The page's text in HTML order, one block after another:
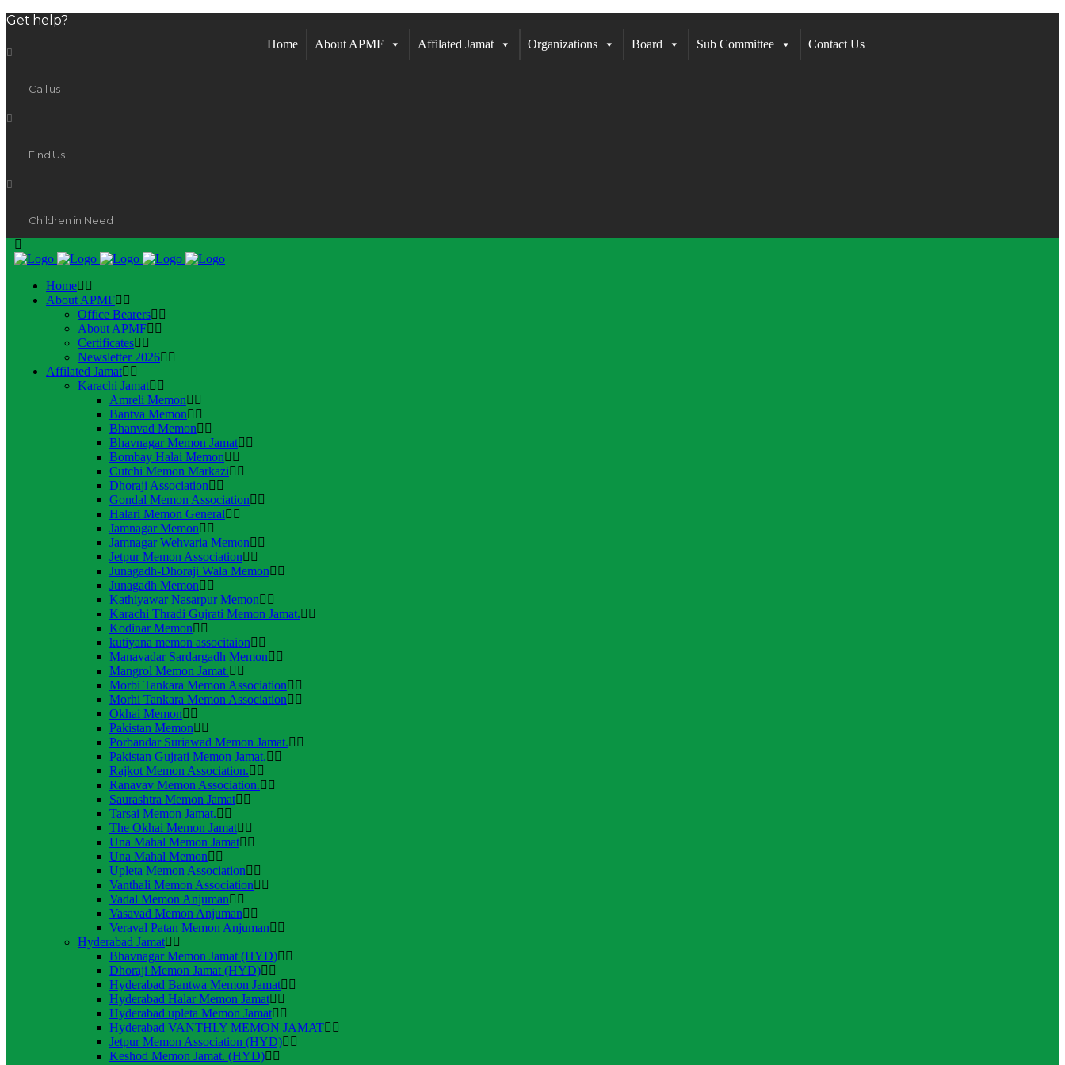
Get help?
Call us
Find Us
Children in Need
Home About APMF Affilated Jamat Organizations Board Sub Committee Contact Us
Home
About APMF
Office Bearers
About APMF
Certificates
Newsletter 2026
Affilated Jamat
Karachi Jamat
Amreli Memon
Bantva Memon
Bhanvad Memon
Bhavnagar Memon Jamat
Bombay Halai Memon
Cutchi Memon Markazi
Dhoraji Association
Gondal Memon Association
Halari Memon General
Jamnagar Memon
Jamnagar Wehvaria Memon
Jetpur Memon Association
Junagadh-Dhoraji Wala Memon
Junagadh Memon
Kathiyawar Nasarpur Memon
Karachi Thradi Gujrati Memon Jamat.
Kodinar Memon
kutiyana memon associtaion
Manavadar Sardargadh Memon
Mangrol Memon Jamat.
Morbi Tankara Memon Association
Morhi Tankara Memon Association
Okhai Memon
Pakistan Memon
Porbandar Suriawad Memon Jamat.
Pakistan Gujrati Memon Jamat.
Rajkot Memon Association.
Ranavav Memon Association.
Saurashtra Memon Jamat
Tarsai Memon Jamat.
The Okhai Memon Jamat
Una Mahal Memon Jamat
Una Mahal Memon
Upleta Memon Association
Vanthali Memon Association
Vadal Memon Anjuman
Vasavad Memon Anjuman
Veraval Patan Memon Anjuman
Hyderabad Jamat
Bhavnagar Memon Jamat (HYD)
Dhoraji Memon Jamat (HYD)
Hyderabad Bantwa Memon Jamat
Hyderabad Halar Memon Jamat
Hyderabad upleta Memon Jamat
Hyderabad VANTHLY MEMON JAMAT
Jetpur Memon Association (HYD)
Keshod Memon Jamat. (HYD)